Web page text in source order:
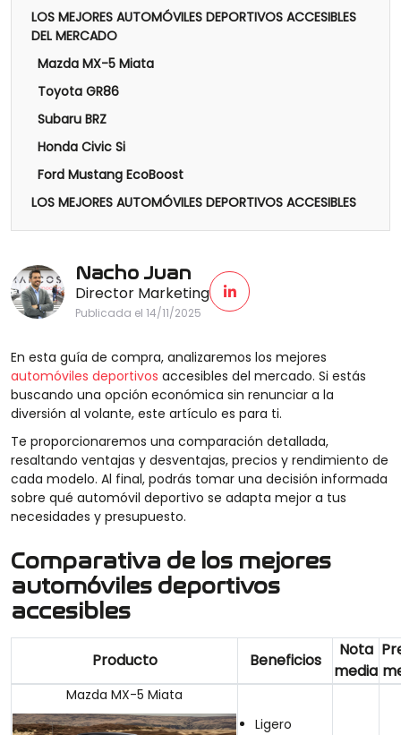
LOS MEJORES AUTOMÓVILES DEPORTIVOS ACCESIBLES
DEL MERCADO
Mazda MX-5 Miata
Toyota GR86
Subaru BRZ
Honda Civic Si
Ford Mustang EcoBoost
LOS MEJORES AUTOMÓVILES DEPORTIVOS ACCESIBLES
Nacho Juan
Director Marketing
Publicada el 14/11/2025
En esta guía de compra, analizaremos los mejores
automóviles deportivos accesibles del mercado. Si estás
buscando una opción económica sin renunciar a la
diversión al volante, este artículo es para ti.
Te proporcionaremos una comparación detallada,
resaltando ventajas y desventajas, precios y rendimiento de
cada modelo. Al final, podrás tomar una decisión informada
sobre qué automóvil deportivo se adapta mejor a tus
necesidades y presupuesto.
Comparativa de los mejores
automóviles deportivos
accesibles
Producto Beneficios
Nota
media
Mazda MX-5 Miata
Ligero